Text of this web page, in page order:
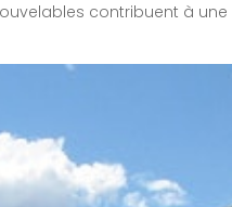
contribuent à